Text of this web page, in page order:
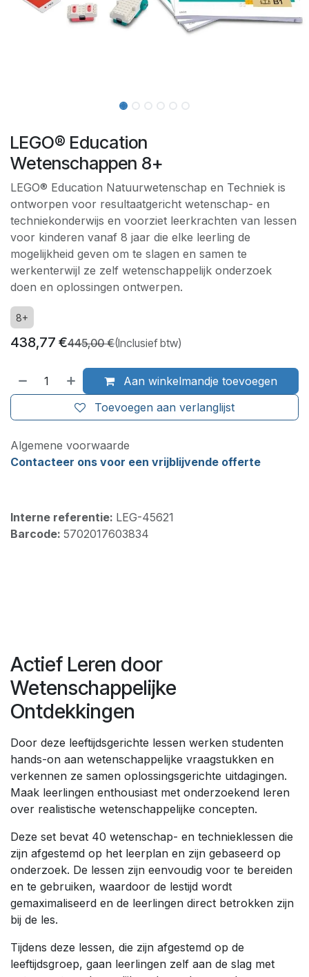
LEGO® Education
Wetenschappen 8+
LEGO® Education Natuurwetenschap en Techniek is
ontworpen voor resultaatgericht wetenschap- en
techniekonderwijs en voorziet leerkrachten van lessen
voor kinderen vanaf 8 jaar die elke leerling de
mogelijkheid geven om te slagen en samen te
werkenterwijl ze zelf wetenschappelijk onderzoek
doen en oplossingen ontwerpen.
8+
438,77 €445,00€(Inclusief btw)
Aan winkelmandje toevoegen
Toevoegen aan verlanglijst
Algemene voorwaarde
Contacteer ons voor een vrijblijvende offerte
Interne referentie: LEG-45621
Barcode: 5702017603834
Actief Leren door
Wetenschappelijke
Ontdekkingen
Door deze leeftijdsgerichte lessen werken studenten
hands-on aan wetenschappelijke vraagstukken en
verkennen ze samen oplossingsgerichte uitdagingen.
Maak leerlingen enthousiast met onderzoekend leren
over realistische wetenschappelijke concepten.
Deze set bevat 40 wetenschap- en technieklessen die
zijn afgestemd op het leerplan en zijn gebaseerd op
onderzoek. De lessen zijn eenvoudig voor te bereiden
en te gebruiken, waardoor de lestijd wordt
gemaximaliseerd en de leerlingen direct betrokken zijn
bij de les.
Tijdens deze lessen, die zijn afgestemd op de
leeftijdsgroep, gaan leerlingen zelf aan de slag met